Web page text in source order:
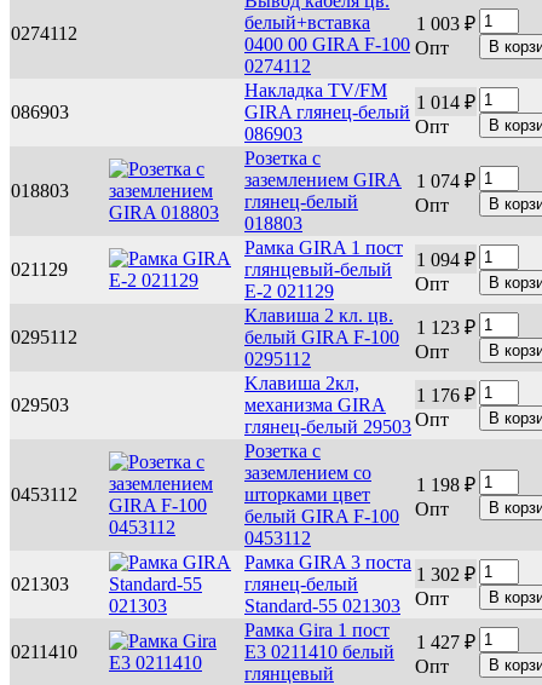
0274112
белый+вставка
0400 00 GIRA F-100
0274112
1 003 ₽
Опт
086903
Накладка TV/FM
GIRA глянец-белый
086903
1 014 ₽
Опт
018803
Розетка с
заземлением GIRA
глянец-белый
018803
1 074 ₽
Опт
021129
Рамка GIRA 1 пост
глянцевый-белый
Е-2 021129
1 094 ₽
Опт
0295112
Клавиша 2 кл. цв.
белый GIRA F-100
0295112
1 123 ₽
Опт
029503
Kлавиша 2кл,
механизма GIRA
глянец-белый 29503
1 176 ₽
Опт
0453112
Розетка с
заземлением со
шторками цвет
белый GIRA F-100
0453112
1 198 ₽
Опт
021303
Рамка GIRA 3 поста
глянец-белый
Standard-55 021303
1 302 ₽
Опт
0211410
Рамка Gira 1 пост
E3 0211410 белый
глянцевый
1 427 ₽
Опт